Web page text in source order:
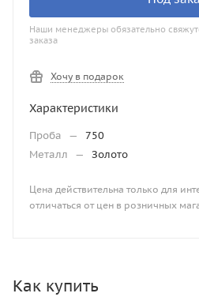
Наши менеджеры обязательно
заказа
Хочу в подарок
Характеристики
Проба —
750
Металл
— Золото
Цена действительна только для
отличаться от цен в розничных
Как купить